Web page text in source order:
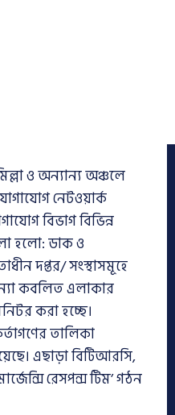
ও অন্যান্য অঞ্চলে
নেটওয়ার্ক
বিভাগ বিভিন্ন
হলো: ডাক ও
দপ্তর/ সংস্থাসমূহে
কবলিত এলাকার
করা হচ্ছে।
তালিকা
এছাড়া বিটিআরসি,
রেসপন্স টিম’ গঠন